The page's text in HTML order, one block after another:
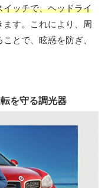
ッチで、ヘッドライ
ます。これにより、周
とで、眩惑を防ぎ、
を守る調光器